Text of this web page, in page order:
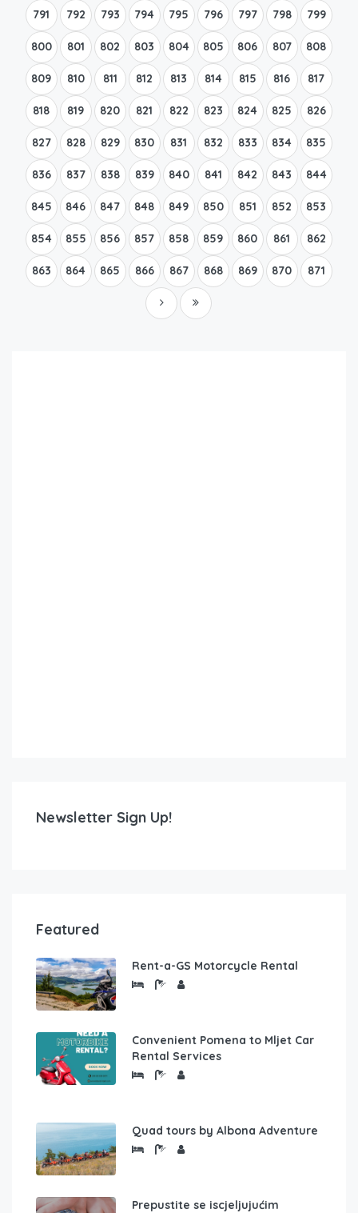
791 792 793 794 795 796 797 798 799
800 801 802 803 804 805 806 807 808
809 810 811 812 813 814 815 816 817
818 819 820 821 822 823 824 825 826
827 828 829 830 831 832 833 834 835
836 837 838 839 840 841 842 843 844
845 846 847 848 849 850 851 852 853
854 855 856 857 858 859 860 861 862
863 864 865 866 867 868 869 870 871
Newsletter Sign Up!
Featured
Rent-a-GS Motorcycle Rental
Convenient Pomena to Mljet Car
Rental Services
Quad tours by Albona Adventure
Prepustite se iscjeljujućim